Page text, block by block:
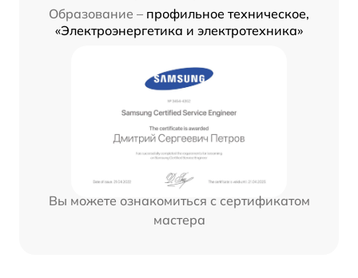
Образование – профильное техническое,
«Электроэнергетика и электротехника»
Вы можете ознакомиться с сертификатом
мастера